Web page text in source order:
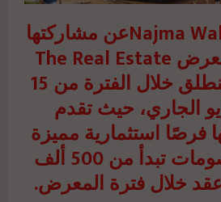
أعلنت شركة Najma Walkعن مشاركتها
في فاعليات معرض The Real Estate
Expo، والذي ينطلق خلال الفترة من 15
18 مايو الجاري، حيث تقدم
فرصًا استثمارية مميزة
وقوية منها خصومات تبدأ من 500 ألف
خلال فترة المعرض.